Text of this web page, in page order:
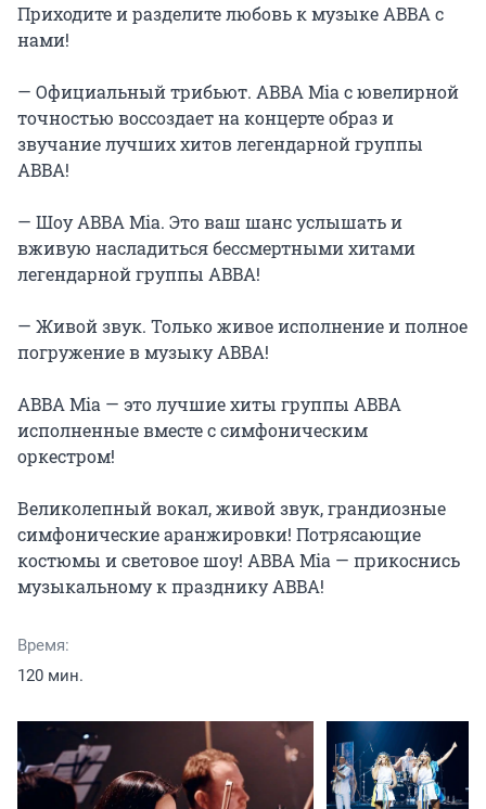
Приходите и разделите любовь к музыке ABBA с
нами!
— Официальный трибьют. ABBA Mia с ювелирной
точностью воссоздает на концерте образ и
звучание лучших хитов легендарной группы
ABBA!
— Шоу ABBA Mia. Это ваш шанс услышать и
вживую насладиться бессмертными хитами
легендарной группы ABBA!
— Живой звук. Только живое исполнение и полное
погружение в музыку ABBA!
ABBA Mia — это лучшие хиты группы ABBA
исполненные вместе с симфоническим
оркестром!
Великолепный вокал, живой звук, грандиозные
симфонические аранжировки! Потрясающие
костюмы и световое шоу! ABBA Mia — прикоснись
музыкальному к празднику ABBA!
Время:
120 мин.